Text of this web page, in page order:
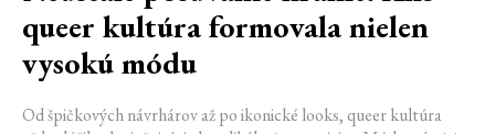
queer kultúra formovala nielen
vysokú módu
Od špičkových návrhárov až po ikonické looks, queer kultúra